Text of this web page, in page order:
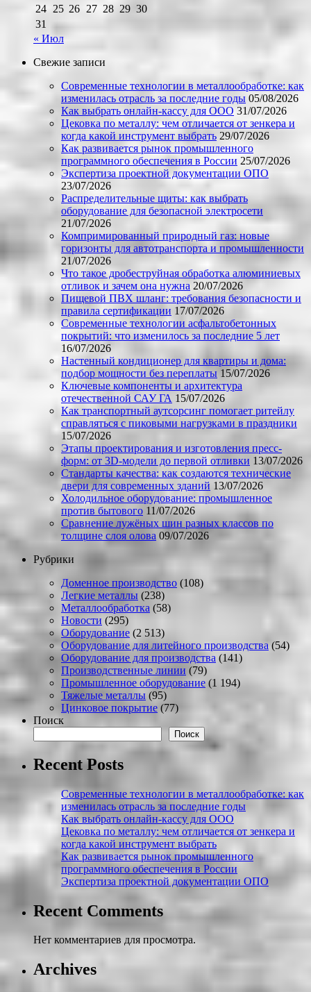
24 25 26 27 28 29 30
31
« Июл
Свежие записи
Современные технологии в металлообработке: как
изменилась отрасль за последние годы 05/08/2026
Как выбрать онлайн-кассу для ООО 31/07/2026
Цековка по металлу: чем отличается от зенкера и
когда какой инструмент выбрать 29/07/2026
Как развивается рынок промышленного
программного обеспечения в России 25/07/2026
Экспертиза проектной документации ОПО
23/07/2026
Распределительные щиты: как выбрать
оборудование для безопасной электросети
21/07/2026
Компримированный природный газ: новые
горизонты для автотранспорта и промышленности
21/07/2026
Что такое дробеструйная обработка алюминиевых
отливок и зачем она нужна 20/07/2026
Пищевой ПВХ шланг: требования безопасности и
правила сертификации 17/07/2026
Современные технологии асфальтобетонных
покрытий: что изменилось за последние 5 лет
16/07/2026
Настенный кондиционер для квартиры и дома:
подбор мощности без переплаты 15/07/2026
Ключевые компоненты и архитектура
отечественной САУ ГА 15/07/2026
Как транспортный аутсорсинг помогает ритейлу
справляться с пиковыми нагрузками в праздники
15/07/2026
Этапы проектирования и изготовления пресс-
форм: от 3D-модели до первой отливки 13/07/2026
Стандарты качества: как создаются технические
двери для современных зданий 13/07/2026
Холодильное оборудование: промышленное
против бытового 11/07/2026
Сравнение лужёных шин разных классов по
толщине слоя олова 09/07/2026
Рубрики
Доменное производство (108)
Легкие металлы (238)
Металлообработка (58)
Новости (295)
Оборудование (2 513)
Оборудование для литейного производства(54)
Оборудование для производства (141)
Производственные линии (79)
Промышленное оборудование (1 194)
Тяжелые металлы (95)
Цинковое покрытие (77)
Поиск
Поиск
Recent Posts
Современные технологии в металлообработке: как
изменилась отрасль за последние годы
Как выбрать онлайн-кассу для ООО
Цековка по металлу: чем отличается от зенкера и
когда какой инструмент выбрать
Как развивается рынок промышленного
программного обеспечения в России
Экспертиза проектной документации ОПО
Recent Comments
Нет комментариев для просмотра.
Archives